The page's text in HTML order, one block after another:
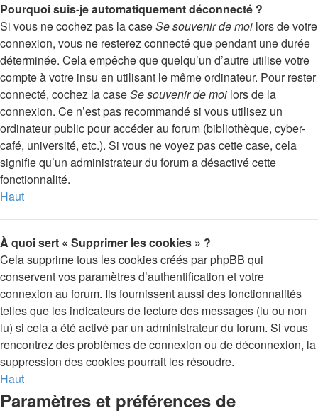
Pourquoi suis-je automatiquement déconnecté ?
Si vous ne cochez pas la caseSe souvenir de moi lors de votre
connexion, vous ne resterez connecté que pendant une durée
déterminée. Cela empêche que quelqu’un d’autre utilise votre
compte à votre insu en utilisant le même ordinateur. Pour rester
connecté, cochez la caseSe souvenir de moi lors de la
connexion. Ce n’est pas recommandé si vous utilisez un
ordinateur public pour accéder au forum (bibliothèque, cyber-
café, université, etc.). Si vous ne voyez pas cette case, cela
signifie qu’un administrateur du forum a désactivé cette
fonctionnalité.
Haut
À quoi sert « Supprimer les cookies » ?
Cela supprime tous les cookies créés par phpBB qui
conservent vos paramètres d’authentification et votre
connexion au forum. Ils fournissent aussi des fonctionnalités
telles que les indicateurs de lecture des messages (lu ou non
lu) si cela a été activé par un administrateur du forum. Si vous
rencontrez des problèmes de connexion ou de déconnexion, la
suppression des cookies pourrait les résoudre.
Haut
Paramètres et préférences de